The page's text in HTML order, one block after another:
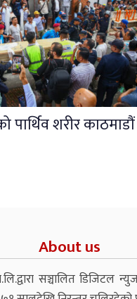
शरीर काठमाडौं
About us
सञ्चालित डिजिटल